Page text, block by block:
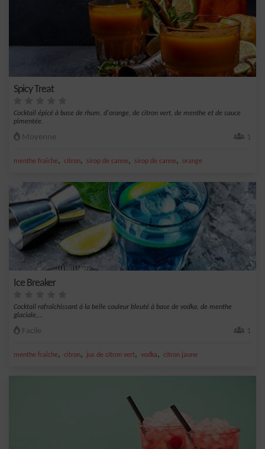
Spicy Treat
Cocktail épicé à base de rhum, d'orange, de citron vert, de menthe et de sauce
pimentée.
Moyenne 1
menthe fraîche, citron, sirop de canne, sirop de canne, orange
Ice Breaker
Cocktail rafraîchissant à la belle couleur bleuté à base de vodka, de menthe
glaciale,...
Facile 1
menthe fraîche, citron, jus de citron vert, vodka, citron jaune